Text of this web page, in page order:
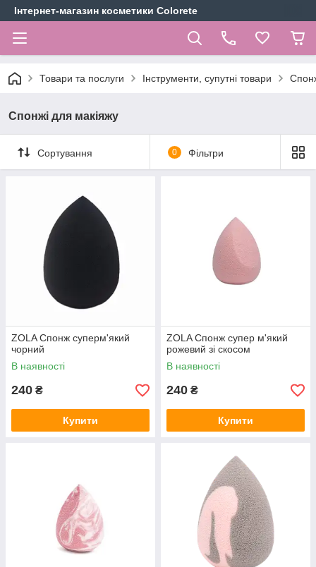
Інтернет-магазин косметики Colorete
Товари та послуги Інструменти, супутні товари
Спонжі для макіяжу
Сортування 0 Фільтри
ZOLA Спонж суперм'який
чорний
В наявності
240 ₴
Купити
ZOLA Спонж супер м'який
рожевий зі скосом
В наявності
240 ₴
Купити